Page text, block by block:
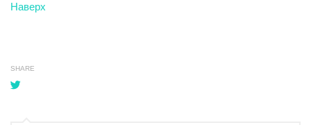
Наверх
SHARE